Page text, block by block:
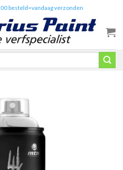
besteld=vandaag verzonden